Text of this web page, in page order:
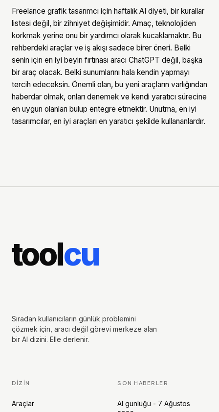
Freelance grafik tasarımcı için haftalık AI diyeti, bir kurallar
listesi değil, bir zihniyet değişimidir. Amaç, teknolojiden
korkmak yerine onu bir yardımcı olarak kucaklamaktır. Bu
rehberdeki araçlar ve iş akışı sadece birer öneri. Belki
senin için en iyi beyin fırtınası aracı ChatGPT değil, başka
bir araç olacak. Belki sunumlarını hala kendin yapmayı
tercih edeceksin. Önemli olan, bu yeni araçların varlığından
haberdar olmak, onları denemek ve kendi yaratıcı sürecine
en uygun olanları bulup entegre etmektir. Unutma, en iyi
tasarımcılar, en iyi araçları en yaratıcı şekilde kullananlardır.
toolcu
Sıradan kullanıcıların günlük problemini
çözmek için, aracı değil görevi merkeze alan
bir AI dizini. Elle derlenir.
DIZIN
Araçlar
SON HABERLER
AI günlüğü - 7 Ağustos